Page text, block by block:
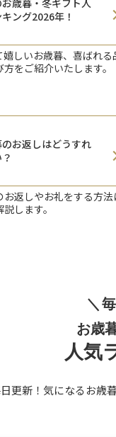
歳暮・冬ギフト人
ング2026年！
嬉しいお歳暮、喜ばれる
をご紹介いたします。
お返しはどうすれ
お返しやお礼をする方法
します。
＼
お歳
人気
更新！気になるお歳